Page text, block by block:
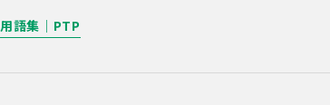
用語集｜PTP